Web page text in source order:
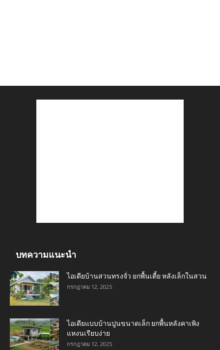
บทความแนะนำ
ไอเดียบ้านสวนทรงจั่ว ยกพื้นเตี้ย หลังเล็กในสวน
กรกฎาคม 12, 2025
ไอเดียแบบบ้านปูนขนาดเล็ก ยกพื้นหลังคาเพิง
แหงนเรียบง่าย
กรกฎาคม 12, 2025